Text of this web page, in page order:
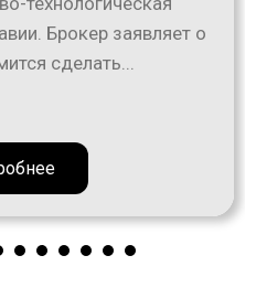
Брокер заявляет о
сделать...